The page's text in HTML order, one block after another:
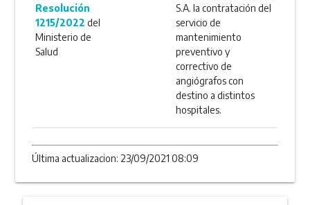
Resolución
1215/2022 del
Ministerio de
Salud
S.A. la contratación del
servicio de
mantenimiento
preventivo y
correctivo de
angiógrafos con
destino a distintos
hospitales.
Última actualizacion: 23/09/2021 08:09